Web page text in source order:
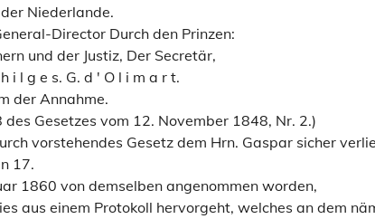
Niederlande.
Director Durch den Prinzen:
und der Justiz, Der Secretär,
i l g e s. G. d ' O l i m a r t.
der Annahme.
des Gesetzes vom 12. November 1848, Nr. 2.)
vorstehendes Gesetz dem Hrn. Gaspar sicher
17.
1860 von demselben angenommen worden,
aus einem Protokoll hervorgeht, welches an dem